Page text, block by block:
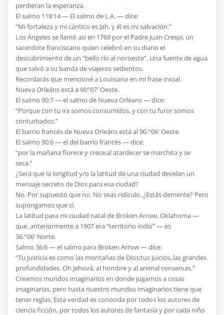
perdieran la esperanza.
El salmo 118:14 — El salmo de L.A. — dice:
“Mi fortaleza y mi cántico es Jah, y él es mi salvación.”
Los Ángeles se llamó así en 1769 por el Padre Juan Crespi, un
sacerdote franciscano quien celebró en su diario el
descubrimiento de un “bello río al noroeste”. Una fuente de agua
que salvó a su banda de viajeros sedientos.
Recordarás que mencioné a Louisiana en mi frase inicial.
Nueva Orleáns está a 90°07′ Oeste.
El salmo 90:7 — el salmo de Nueva Orléans — dice:
“Porque con tu ira somos consumidos, y con tu furor somos
conturbados.”
El barrio francés de Nueva Orleáns está al 90.°06′ Oeste.
El salmo 90:6 — el del barrio francés — dice:
“por la mañana florece y crece;al atardecer se marchita y se
seca.”
¿Será que la longitud y/o la latitud de una ciudad develan un
mensaje secreto de Dios para esa ciudad?
No. Por supuesto que no. No seas ridículo. ¿Estás demente? Pero
supongamos que sí.
La latitud para mi ciudad natal de Broken Arrow, Oklahoma —
que, anteriormente a 1907 era “territorio indio” — es
36.°06′ Norte.
Salmo 36:6 — el salmo para Broken Arrow — dice:
“Tu justicia es como las montañas de Dios;tus juicios, las grandes
profundidades. Oh Jehová, al hombre y al animal conservas.”
Creamos mundos imaginarios en donde jugamos a cosas
imaginarias, pero hasta nuestro mundos imaginarios tiene que
tener reglas. Esta verdad es conocida por todos los autores de
ciencia ficción, por todos los autores de fantasía y por cada niño